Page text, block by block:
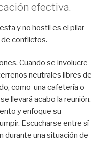
efectiva.
y no hostil es el pilar
de conflictos.
Cuando se involucre
neutrales libres de
como una cafetería o
llevará acabo la reunión.
y enfoque su
Escucharse entre sí
durante una situación de